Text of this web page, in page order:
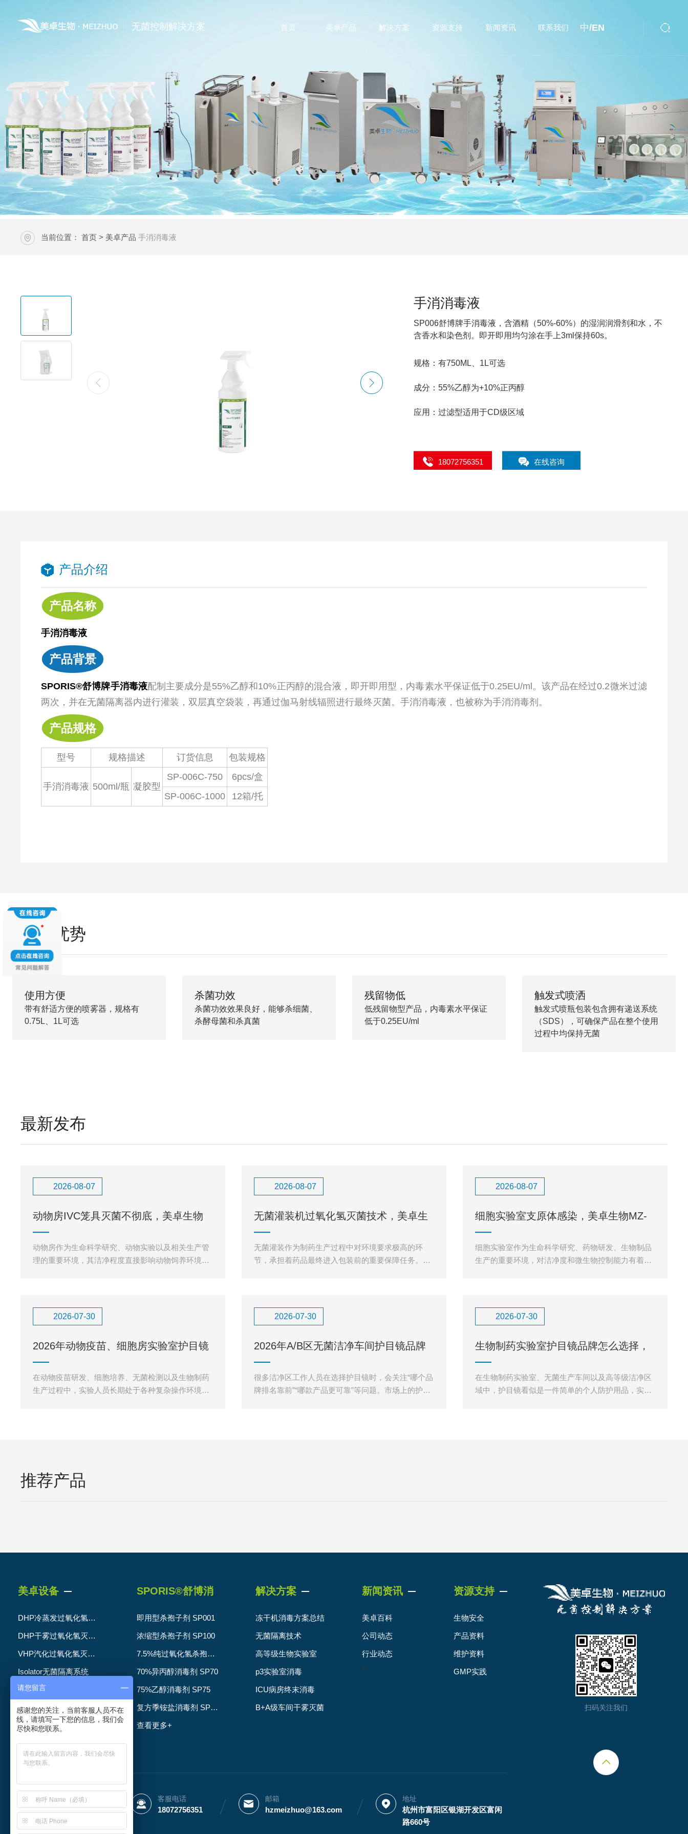
无菌控制解决方案 首页 美卓产品 解决方案 资源支持 新闻资讯 联系我们 中/EN
当前位置：首页 > 美卓产品 手消消毒液
手消消毒液
SP006舒博牌手消毒液，含酒精（50%-60%）的湿润润滑剂和水，不
含香水和染色剂。即开即用均匀涂在手上3ml保持60s。
规格：有750ML、1L可选
成分：55%乙醇为+10%正丙醇
应用：过滤型适用于CD级区域
18072756351 在线咨询
产品介绍
产品名称
手消消毒液
产品背景
SPORIS®舒博牌手消毒液配制主要成分是55%乙醇和10%正丙醇的混合液，即开即用型，内毒素水平保证低于0.25EU/ml。该产品在经过0.2微米过滤
两次，并在无菌隔离器内进行灌装，双层真空袋装，再通过伽马射线辐照进行最终灭菌。手消消毒液，也被称为手消消毒剂。
产品规格
型号 规格描述 订货信息 包装规格
手消消毒液 500ml/瓶 凝胶型
SP-006C-750
6pcs/盒
SP-006C-1000
12箱/托
产品优势
使用方便
带有舒适方便的喷雾器，规格有
0.75L、1L可选
杀菌功效
杀菌功效效果良好，能够杀细菌、
杀酵母菌和杀真菌
残留物低
低残留物型产品，内毒素水平保证
低于0.25EU/ml
触发式喷洒
触发式喷瓶包装包含拥有递送系统
（SDS），可确保产品在整个使用
过程中均保持无菌
最新发布
2026-08-07
动物房IVC笼具灭菌不彻底，美卓生物
MZ-V200汽化过氧化
动物房作为生命科学研究、动物实验以及相关生产管
理的重要环境，其洁净程度直接影响动物饲养环境的
2026-08-07
无菌灌装机过氧化氢灭菌技术，美卓生
物VHP汽化灭菌解决无菌罐
无菌灌装作为制药生产过程中对环境要求极高的环
节，承担着药品最终进入包装前的重要保障任务。无
2026-08-07
细胞实验室支原体感染，美卓生物MZ-
V10小型汽化灭菌器根本
细胞实验室作为生命科学研究、药物研发、生物制品
生产的重要环境，对洁净度和微生物控制能力有着极
2026-07-30
2026年动物疫苗、细胞房实验室护目镜
优质供应商推荐指南！
在动物疫苗研发、细胞培养、无菌检测以及生物制药
生产过程中，实验人员长期处于各种复杂操作环境
2026-07-30
2026年A/B区无菌洁净车间护目镜品牌
排名，哪家靠谱看完你
很多洁净区工作人员在选择护目镜时，会关注“哪个品
牌排名靠前”“哪款产品更可靠”等问题。市场上的护目
2026-07-30
生物制药实验室护目镜品牌怎么选择，
可高温高压反复灭菌护目镜如
在生物制药实验室、无菌生产车间以及高等级洁净区
域中，护目镜看似是一件简单的个人防护用品，实际
推荐产品
美卓设备
DHP冷蒸发过氧化氢灭菌系列
DHP干雾过氧化氢灭菌器
VHP汽化过氧化氢灭菌器
Isolator无菌隔离系统
集菌仪、微生物限度仪
ATMP细胞基因治疗+
手套完整性测漏仪
查看更多+
SPORIS®️舒博消
即用型杀孢子剂 SP001
浓缩型杀孢子剂 SP100
7.5%纯过氧化氢杀孢子剂 SP007
70%异丙醇消毒剂 SP70
75%乙醇消毒剂 SP75
复方季铵盐消毒剂 SP001F
查看更多+
解决方案
冻干机消毒方案总结
无菌隔离技术
高等级生物实验室
p3实验室消毒
ICU病房终末消毒
B+A级车间干雾灭菌
新闻资讯
美卓百科
公司动态
行业动态
>
资源支持
生物安全
产品资料
维护资料
GMP实践
服务热线
0571-86500029
客服电话
18072756351
邮箱
hzmeizhuo@163.com
地址
杭州市富阳区银湖开发区富闲
路660号
扫码关注我们
请您留言
感谢您的关注，当前客服人员不在
线，请填写一下您的信息，我们会
尽快和您联系。